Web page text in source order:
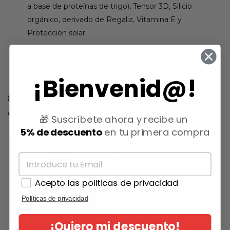
a base de proteínas de trigo), Tensor 3D, Silicio
orgánico, derivado de Regaliz, Vitamina E y
Protección solar.
8 otros productos en la misma
categoría:
-15%
¡Bienvenid@!
🎁 Suscríbete ahora y recibe un
5% de descuentoen tu primera compra
Acepto las politicas de privacidad
Políticas de privacidad
¡Quiero mi descuento!